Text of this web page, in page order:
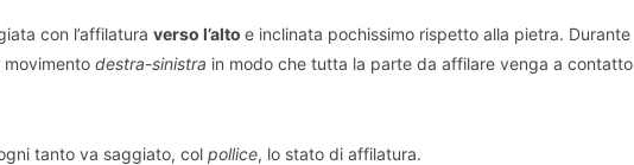
con l’affilatura verso l’alto e inclinata pochissimo rispetto alla pietra. Durante
movimento destra-sinistra in modo che tutta la parte da affilare venga a contatto
tanto va saggiato, col pollice, lo stato di affilatura.